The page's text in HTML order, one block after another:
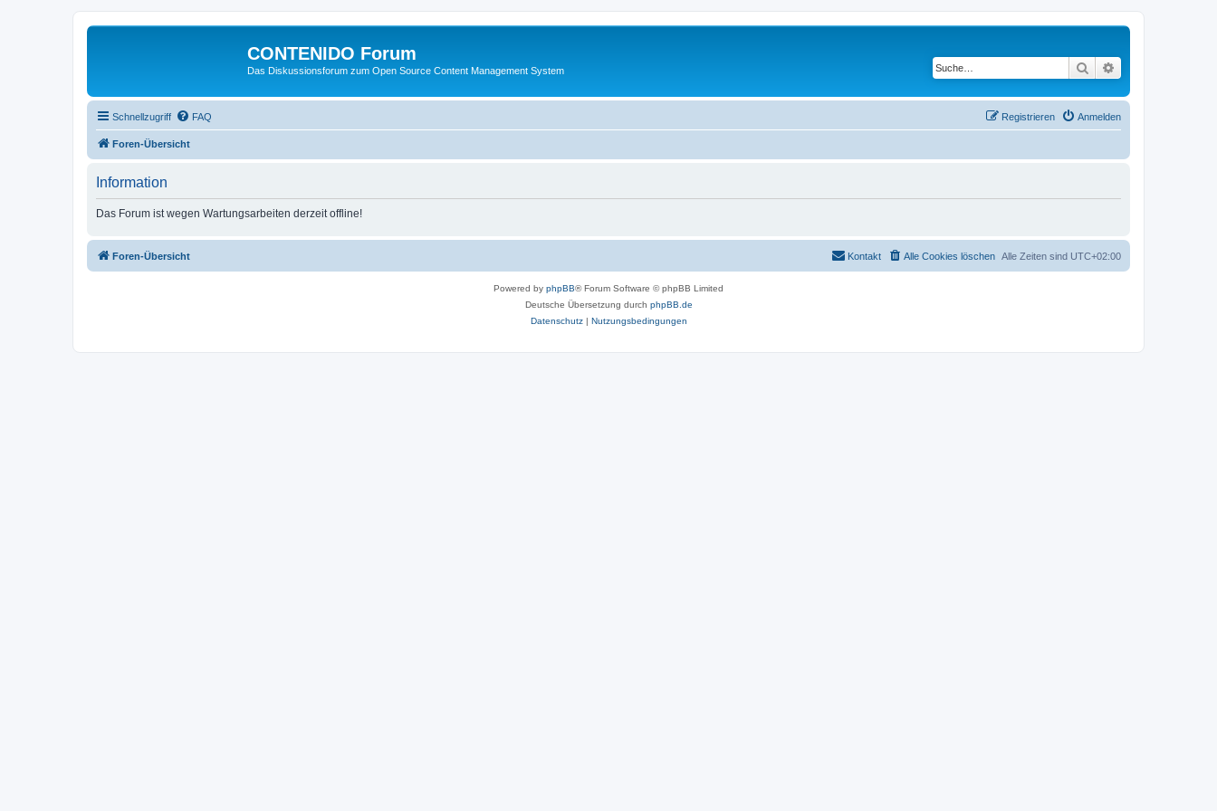
CONTENIDO Forum
Das Diskussionsforum zum Open Source Content Management System Suche
Schnellzugriff FAQ Anmelden
Registrieren
Foren-Übersicht
Information
Das Forum ist wegen Wartungsarbeiten derzeit offline!
Foren-Übersicht Alle Zeiten sind UTC+02:00
Alle Cookies löschen
Kontakt
Powered by phpBB® Forum Software © phpBB Limited
Deutsche Übersetzung durch phpBB.de
Datenschutz| Nutzungsbedingungen